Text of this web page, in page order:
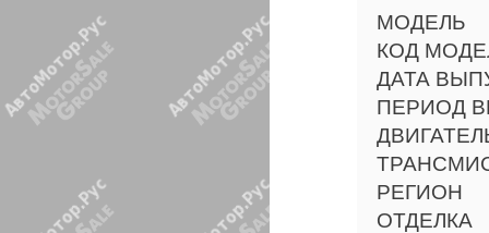
МОДЕЛЬ
КОД
ДАТА
ПЕРИОД
РЕГИОН
ОТДЕЛКА